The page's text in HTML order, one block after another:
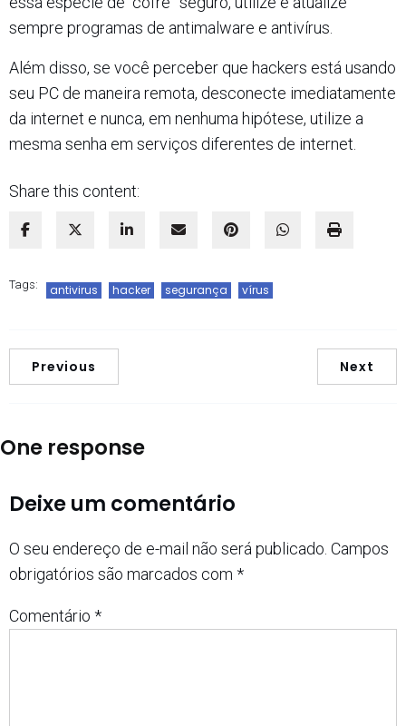
sempre programas de antimalware e antivírus.
Além disso, se você perceber que hackers está usando
seu PC de maneira remota, desconecte imediatamente
da internet e nunca, em nenhuma hipótese, utilize a
mesma senha em serviços diferentes de internet.
Share this content:
Tags: antivirus hacker segurança vírus
Previous Next
One response
Deixe um comentário
O seu endereço de e-mail não será publicado. Campos
obrigatórios são marcados com *
Comentário *